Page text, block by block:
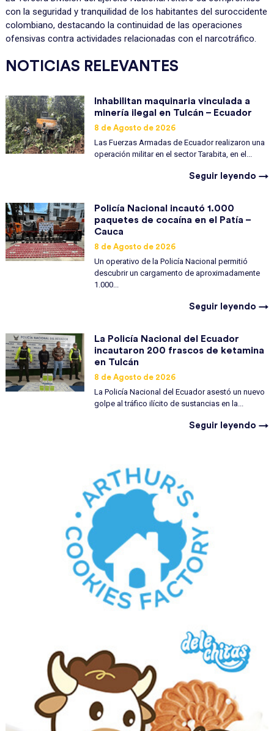
con la seguridad y tranquilidad de los habitantes del suroccidente
colombiano, destacando la continuidad de las operaciones
ofensivas contra actividades relacionadas con el narcotráfico.
NOTICIAS RELEVANTES
Inhabilitan maquinaria vinculada a
minería ilegal en Tulcán – Ecuador
8 de Agosto de 2026
Las Fuerzas Armadas de Ecuador realizaron una
operación militar en el sector Tarabita, en el...
Seguir leyendo →
Policía Nacional incautó 1.000
paquetes de cocaína en el Patía –
Cauca
8 de Agosto de 2026
Un operativo de la Policía Nacional permitió
descubrir un cargamento de aproximadamente
1.000...
Seguir leyendo →
La Policía Nacional del Ecuador
incautaron 200 frascos de ketamina
en Tulcán
8 de Agosto de 2026
La Policía Nacional del Ecuador asestó un nuevo
golpe al tráfico ilícito de sustancias en la...
Seguir leyendo →